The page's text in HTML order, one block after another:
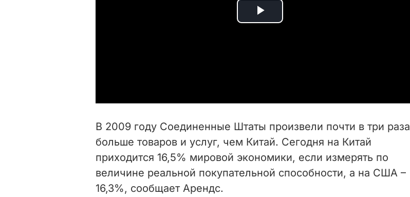
P
i
d
В 2009 году Соединенные Штаты произвели почти в три раза
больше товаров и услуг, чем Китай. Сегодня на Китай
приходится 16,5% мировой экономики, если измерять по
величине реальной покупательной способности, а на США –
16,3%, сообщает Арендс.